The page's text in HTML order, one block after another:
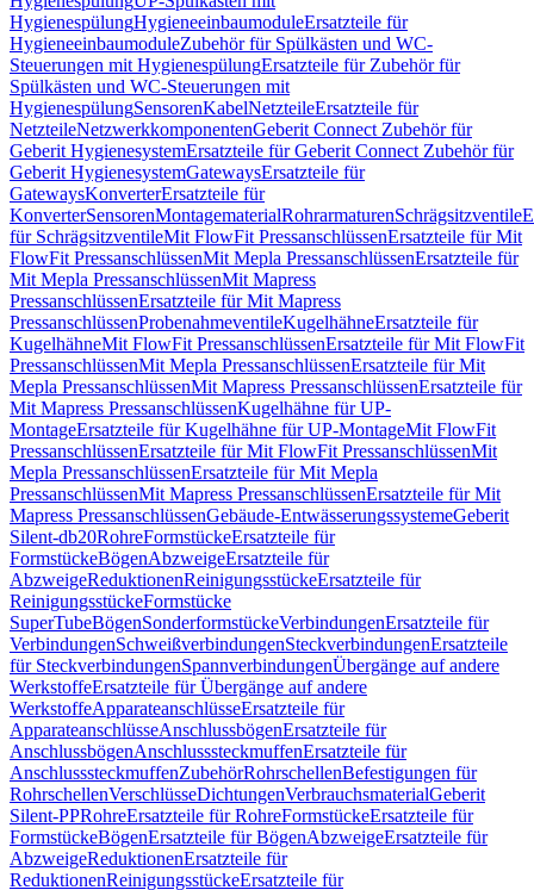
HygienespülungHygieneeinbaumoduleErsatzteile für
HygieneeinbaumoduleZubehör für Spülkästen und WC-
Steuerungen mit HygienespülungErsatzteile für Zubehör für
Spülkästen und WC-Steuerungen mit
HygienespülungSensorenKabelNetzteileErsatzteile für
NetzteileNetzwerkkomponentenGeberit Connect Zubehör für
Geberit HygienesystemErsatzteile für Geberit Connect Zubehör für
Geberit HygienesystemGatewaysErsatzteile für
GatewaysKonverterErsatzteile für
KonverterSensorenMontagematerialRohrarmaturenSchrägsitzventile
für SchrägsitzventileMit FlowFit PressanschlüssenErsatzteile für Mit
FlowFit PressanschlüssenMit Mepla PressanschlüssenErsatzteile für
Mit Mepla PressanschlüssenMit Mapress
PressanschlüssenErsatzteile für Mit Mapress
PressanschlüssenProbenahmeventileKugelhähneErsatzteile für
KugelhähneMit FlowFit PressanschlüssenErsatzteile für Mit FlowFit
PressanschlüssenMit Mepla PressanschlüssenErsatzteile für Mit
Mepla PressanschlüssenMit Mapress PressanschlüssenErsatzteile für
Mit Mapress PressanschlüssenKugelhähne für UP-
MontageErsatzteile für Kugelhähne für UP-MontageMit FlowFit
PressanschlüssenErsatzteile für Mit FlowFit PressanschlüssenMit
Mepla PressanschlüssenErsatzteile für Mit Mepla
PressanschlüssenMit Mapress PressanschlüssenErsatzteile für Mit
Mapress PressanschlüssenGebäude-EntwässerungssystemeGeberit
Silent-db20RohreFormstückeErsatzteile für
FormstückeBögenAbzweigeErsatzteile für
AbzweigeReduktionenReinigungsstückeErsatzteile für
ReinigungsstückeFormstücke
SuperTubeBögenSonderformstückeVerbindungenErsatzteile für
VerbindungenSchweißverbindungenSteckverbindungenErsatzteile
für SteckverbindungenSpannverbindungenÜbergänge auf andere
WerkstoffeErsatzteile für Übergänge auf andere
WerkstoffeApparateanschlüsseErsatzteile für
ApparateanschlüsseAnschlussbögenErsatzteile für
AnschlussbögenAnschlusssteckmuffenErsatzteile für
AnschlusssteckmuffenZubehörRohrschellenBefestigungen für
RohrschellenVerschlüsseDichtungenVerbrauchsmaterialGeberit
Silent-PPRohreErsatzteile für RohreFormstückeErsatzteile für
FormstückeBögenErsatzteile für BögenAbzweigeErsatzteile für
AbzweigeReduktionenErsatzteile für
ReduktionenReinigungsstückeErsatzteile für